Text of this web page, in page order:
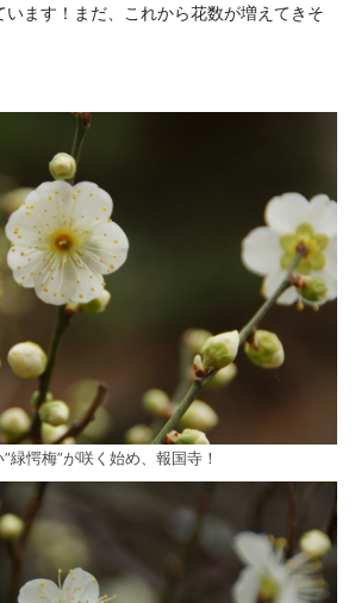
います！まだ、これから花数が増えてきそ
緑愕梅”が咲く始め、報国寺！